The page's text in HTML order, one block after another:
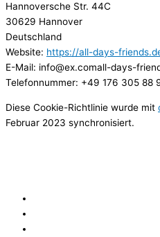
Hannoversche Str. 44C
30629 Hannover
Deutschland
Website: https://all-days-
E-Mail: info@ex.comall-days-
Telefonnummer: +49 176 305 88
Diese Cookie-Richtlinie wurde mit
Februar 2023 synchronisiert.